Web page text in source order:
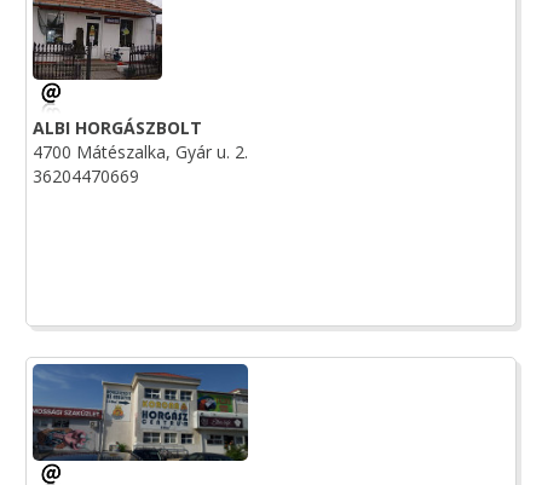
ALBI HORGÁSZBOLT
4700 Mátészalka, Gyár u. 2.
36204470669